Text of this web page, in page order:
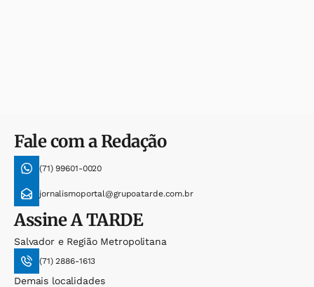
Fale com a Redação
(71) 99601-0020
jornalismoportal@grupoatarde.com.br
AssineA TARDE
Salvador e Região Metropolitana
(71) 2886-1613
Demais localidades